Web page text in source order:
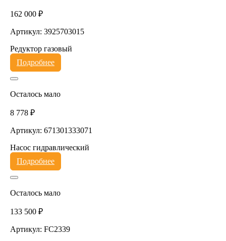
162 000 ₽
Артикул: 3925703015
Редуктор газовый
Подробнее
Осталось мало
8 778 ₽
Артикул: 671301333071
Насос гидравлический
Подробнее
Осталось мало
133 500 ₽
Артикул: FC2339